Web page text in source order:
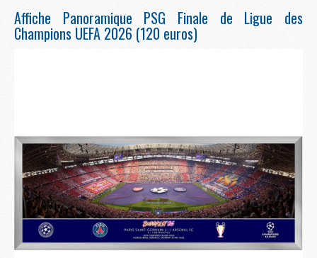
Affiche Panoramique PSG Finale de Ligue des
Champions UEFA 2026 (120 euros)